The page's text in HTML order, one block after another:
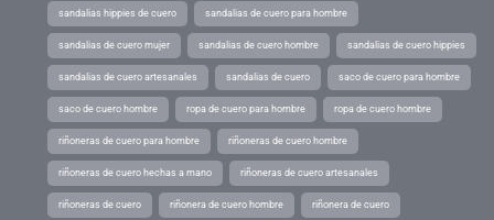
sandalias hippies de cuero sandalias de cuero para hombre
sandalias de cuero mujer sandalias de cuero hombre sandalias de cuero hippies
sandalias de cuero artesanales sandalias de cuero saco de cuero para hombre
saco de cuero hombre ropa de cuero para hombre ropa de cuero hombre
riñoneras de cuero para hombre riñoneras de cuero hombre
riñoneras de cuero hechas a mano riñoneras de cuero artesanales
riñoneras de cuero riñonera de cuero hombre riñonera de cuero